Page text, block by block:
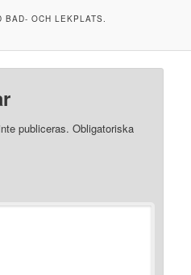
BAD- OCH LEKPLATS.
publiceras. Obligatoriska